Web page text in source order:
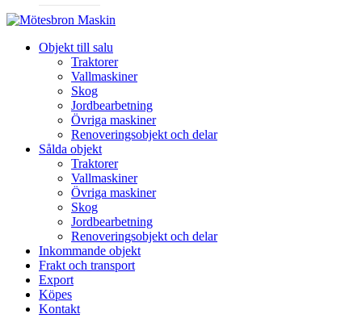
Objekt till salu
Traktorer
Vallmaskiner
Skog
Jordbearbetning
Övriga maskiner
Renoveringsobjekt och delar
Sålda objekt
Traktorer
Vallmaskiner
Övriga maskiner
Skog
Jordbearbetning
Renoveringsobjekt och delar
Inkommande objekt
Frakt och transport
Export
Köpes
Kontakt